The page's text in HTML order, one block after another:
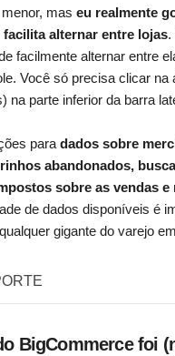
mas eu realmente
facilita alternar entre lojas.
facilmente alternar entre
Você só precisa clicar na
na parte inferior da barra
paradados sobre
abandonados,
sobre as vendas e
de dados disponíveis é
gigante do varejo
BigCommerce foi